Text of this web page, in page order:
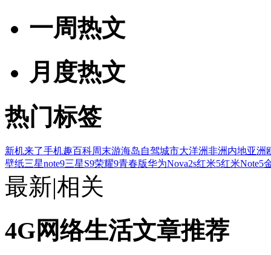
一周热文
月度热文
热门标签
新机来了手机趣百科周末游海岛自驾城市大洋洲非洲 内地亚洲
壁纸三星note9三星S9荣耀9青春版华为Nova2s红米5红米Note5
最新|相关
4G网络生活文章推荐